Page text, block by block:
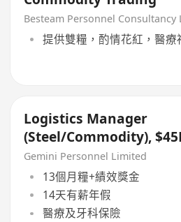
Besteam Personnel Consultancy
提供雙糧，酌情花紅，醫療
Logistics Manager
(Steel/Commodity),
work, good benefits
Gemini Personnel Limited
13個月糧+績效獎金
14天有薪年假
醫療及牙科保險